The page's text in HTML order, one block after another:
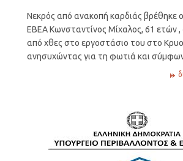
Νεκρός από ανακοπή καρδιάς βρέθηκε
ΕΒΕΑ Κωνσταντίνος Μίχαλος, 61 ετών ,
από χθες στο εργοστάσιο του στο
ανησυχώντας για τη φωτιά και